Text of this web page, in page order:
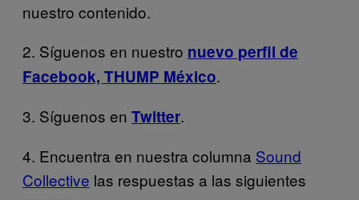
nuestro contenido.
2. Síguenos en nuestro nuevo perfil de
Facebook, THUMP México.
3. Síguenos en Twitter.
4. Encuentra en nuestra columna Sound
Collective las respuestas a las siguientes